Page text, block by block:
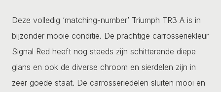
Deze volledig ‘matching-number’ Triumph TR3 A is in
bijzonder mooie conditie. De prachtige carrosseriekleur
Signal Red heeft nog steeds zijn schitterende diepe
glans en ook de diverse chroom en sierdelen zijn in
zeer goede staat. De carrosseriedelen sluiten mooi en